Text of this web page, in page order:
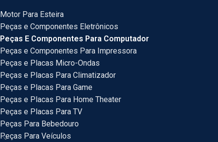
Motor Para Esteira
Peças e Componentes Eletrônicos
Peças E Componentes Para Computador
Peças e Componentes Para Impressora
Peças e Placas Micro-Ondas
Peças e Placas Para Climatizador
Peças e Placas Para Game
Peças e Placas Para Home Theater
Peças e Placas Para TV
Peças Para Bebedouro
Peças Para Veículos